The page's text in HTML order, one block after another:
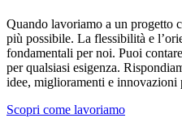
Quando lavoriamo a un progetto
più possibile. La flessibilità e
fondamentali per noi. Puoi
per qualsiasi esigenza.
idee, miglioramenti e innovazioni
Scopri come lavoriamo